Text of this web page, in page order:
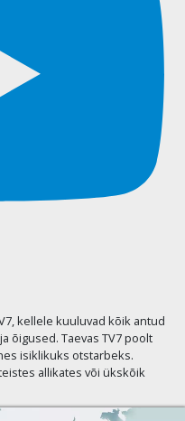
kellele kuuluvad kõik antud
õigused. Taevas TV7 poolt
isiklikuks otstarbeks.
allikates või ükskõik